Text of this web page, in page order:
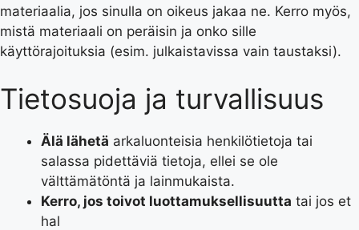
materiaalia, jos sinulla on oikeus jakaa ne. Kerro myös,
mistä materiaali on peräisin ja onko sille
käyttörajoituksia (esim. julkaistavissa vain taustaksi).
Tietosuoja ja turvallisuus
Älä lähetä arkaluonteisia henkilötietoja tai
salassa pidettäviä tietoja, ellei se ole
välttämätöntä ja lainmukaista.
Kerro, jos toivot luottamuksellisuutta tai jos et
hal